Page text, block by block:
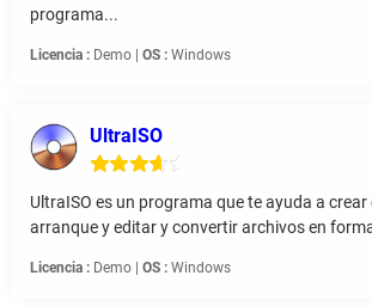
programa...
Licencia : Demo | OS : Windows
UltraISO
UltraISO es un programa que te ayuda a crear
arranque y editar y convertir archivos en
Licencia : Demo | OS : Windows